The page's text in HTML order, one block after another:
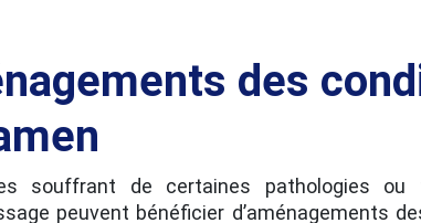
des
souffrant de certaines pathologies ou
peuvent bénéficier d’aménagements